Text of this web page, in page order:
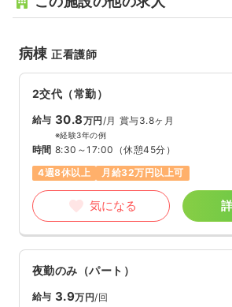
病棟正看護師
2交代（常勤）
給与 30.8万円/月 賞与3.8ヶ月
※経験3年の例
時間 8:30～17:00 （休憩45分）
4週8休以上
月給32万円以上可
気になる
夜勤のみ（パート）
給与 3.9万円/回